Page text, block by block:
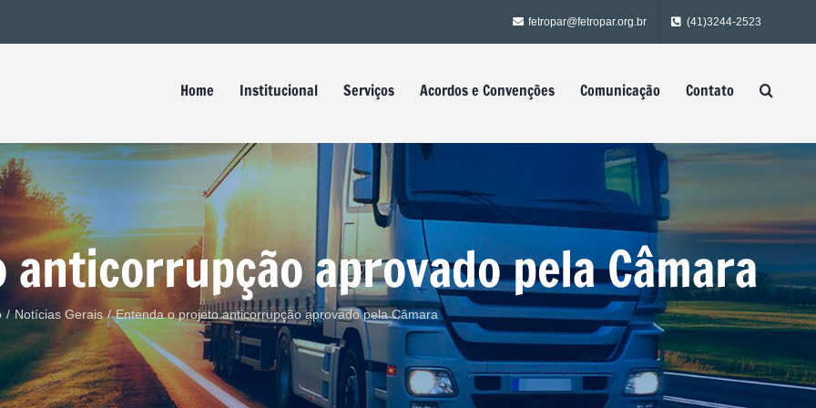
fetropar@fetropar.org.br (41)3244-2523
para:
Home Institucional Serviços Acordos e Convenções Comunicação Contato
aprovado pela Câmara
/ Notícias Gerais / Entenda o projeto anticorrupção aprovado pela Câmara